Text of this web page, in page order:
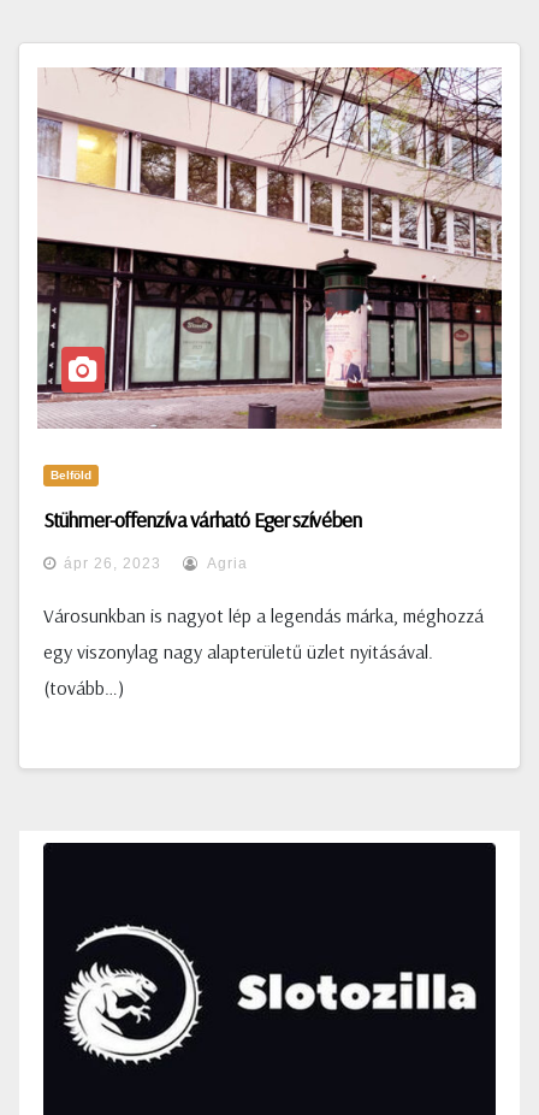
Belföld
Stühmer-offenzíva várható Eger szívében
ápr 26, 2023 Agria
Városunkban is nagyot lép a legendás márka, méghozzá
egy viszonylag nagy alapterületű üzlet nyitásával.
(tovább…)